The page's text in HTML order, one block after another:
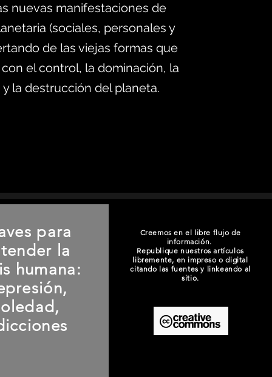
nuevas manifestaciones de
(sociales, personales y
de las viejas formas que
el control, la dominación, la
la destrucción del planeta.
para
la
humana:
Creemos en el libre flujo de
información.
Republique nuestros artículos
libremente, en impreso o digital
citando las fuentes y linkeando al
sitio.